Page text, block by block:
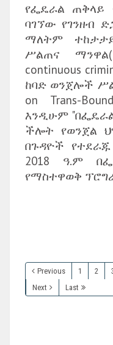
የፌዴራል ጠቅላይ
ባገኘው የገንዘብ
ማለትም
ሥልጠና ማንዋል(
continuous
ከባድ ወንጀሎች
on Trans-
እንዲሁም
ችሎት የወንጀል
በጉዳዮች
2018 ዓ.ም
የማስተዋወቅ
Previous 1 2
Next
Last